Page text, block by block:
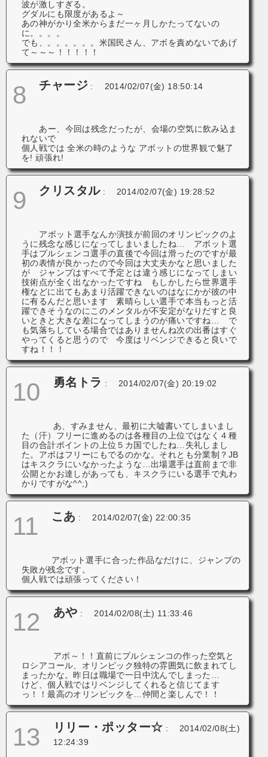
波が激しすぎる。
グダルにも限度があるよ～
あの神がかり全米からまだ一ヶ月しかたってないの
に。。。。
でも、。。。。。。米国民さん、アボを責めないであげ
て～～～！！！！！
8 チャージ : 2014/02/07(金) 18:50:14
あー、今回は残念だったが、会場の空気に飲み込ま
れないで
個人戦では 全米の時のような アボットの世界観で魅了
を! 頑張れ!
9 クリスタル: 2014/02/07(金) 19:28:52
アボット選手なんか演技が前回のオリンピックのよ
うに残念な感じになってしまいましたね… アボット選
手はプルシェンコ選手の直後で今回は滑ったのですが最
初の表情が良かったので今回は大丈夫かなと思いました
が ジャンプはすべて予定とは違う感じになってしまい
技術点が全く出なかったですね もしかしたら世界選手
権などに出てもあまり活躍できないのはなにかが彼の中
に有るんだと思います 素晴らしい選手で本当もっと活
躍できそうなのにこのメンタルが不安定がなりだすと良
いときと大きな差になってしまうのが痛いですね… で
も気落ちしている場合ではありませんね次の出番はすぐ
やってくると思うので 今度はリベンジできると良いで
すね！！！
10 勇名トラ : 2014/02/07(金) 20:19:02
あ、すみません、最初に大嘘書いてしまいまし
た（汗）フリーに進めるのは各種目の上位ではなく４種
目の合計ポイントの上位５カ国でしたね…失礼しまし
た。アボはフリーにもでるのかな。それとも分業制？JB
はキスクラにいなかったような…出場選手は直前まで非
公開とかお達しがあっても、キスクラにいる選手で丸わ
かりですがな^^;)
11 こあ : 2014/02/07(金) 22:00:35
アボット選手に合った作品なだけに、ジャンプの
失敗が残念です。
個人戦では頑張ってください！
12 あや : 2014/02/08(土) 11:33:46
アボ～！！直前にプルシェンコの作った空気と
ロシアコール、オリンピック独特の雰囲気に飲まれてし
まったかな。昨日は職場で一日中沈んでしまった…
けど、個人戦ではリベンジしてくれると信じてます
っ！！最高のオリンピックを…仲間と楽しんで！！
13 リリー・ポッター☆ :
2014/02/08(土)
12:24:39